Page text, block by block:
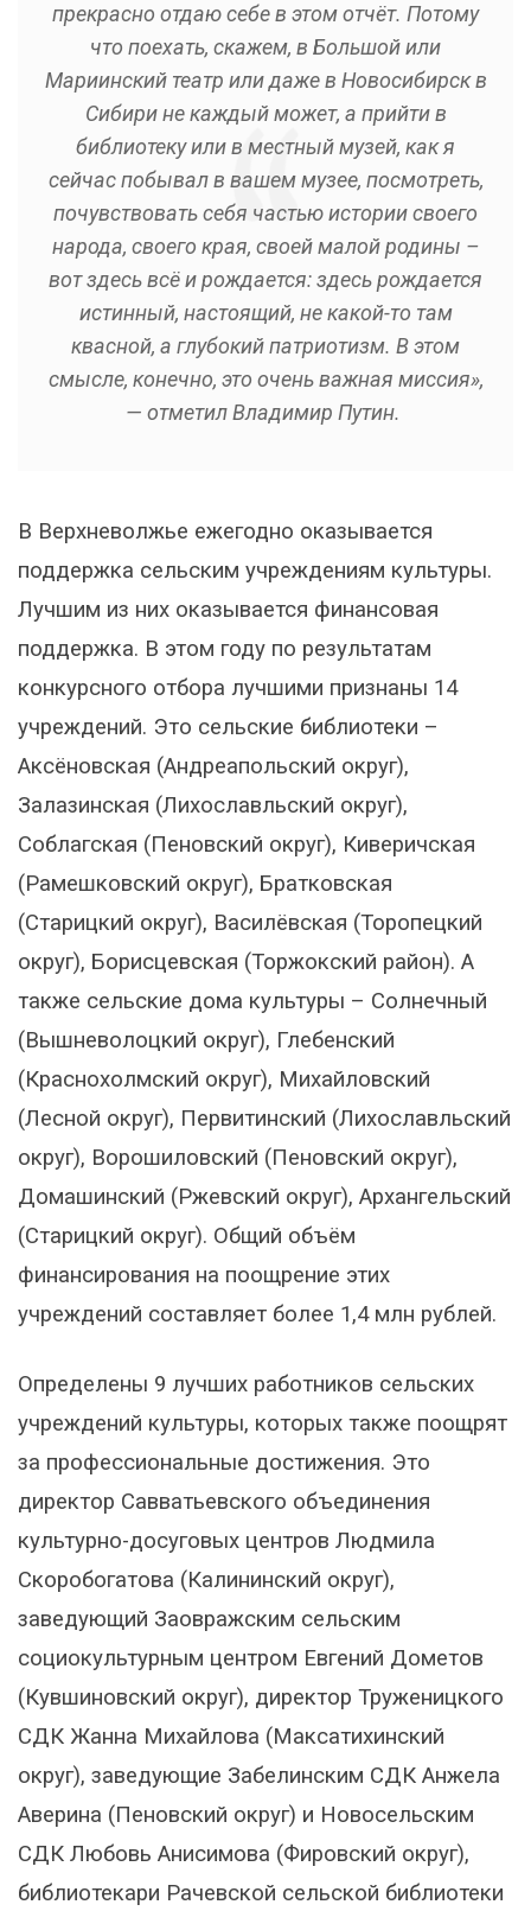
прекрасно отдаю себе в этом отчёт. Потому
что поехать, скажем, в Большой или
Мариинский театр или даже в Новосибирск в
Сибири не каждый может, а прийти в
библиотеку или в местный музей, как я
сейчас побывал в вашем музее, посмотреть,
почувствовать себя частью истории своего
народа, своего края, своей малой родины –
вот здесь всё и рождается: здесь рождается
истинный, настоящий, не какой-то там
квасной, а глубокий патриотизм. В этом
смысле, конечно, это очень важная миссия»,
— отметил Владимир Путин.
В Верхневолжье ежегодно оказывается
поддержка сельским учреждениям культуры.
Лучшим из них оказывается финансовая
поддержка. В этом году по результатам
конкурсного отбора лучшими признаны 14
учреждений. Это сельские библиотеки –
Аксёновская (Андреапольский округ),
Залазинская (Лихославльский округ),
Соблагская (Пеновский округ), Киверичская
(Рамешковский округ), Братковская
(Старицкий округ), Василёвская (Торопецкий
округ), Борисцевская (Торжокский район). А
также сельские дома культуры – Солнечный
(Вышневолоцкий округ), Глебенский
(Краснохолмский округ), Михайловский
(Лесной округ), Первитинский (Лихославльский
округ), Ворошиловский (Пеновский округ),
Домашинский (Ржевский округ), Архангельский
(Старицкий округ). Общий объём
финансирования на поощрение этих
учреждений составляет более 1,4 млн рублей.
Определены 9 лучших работников сельских
учреждений культуры, которых также поощрят
за профессиональные достижения. Это
директор Савватьевского объединения
культурно-досуговых центров Людмила
Скоробогатова (Калининский округ),
заведующий Заовражским сельским
социокультурным центром Евгений Дометов
(Кувшиновский округ), директор Труженицкого
СДК Жанна Михайлова (Максатихинский
округ), заведующие Забелинским СДК Анжела
Аверина (Пеновский округ) и Новосельским
СДК Любовь Анисимова (Фировский округ),
библиотекари Рачевской сельской библиотеки